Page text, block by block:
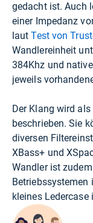
gedacht ist. Auch
einer Impedanz
lautTest von
Wandlereinheit
384Khz und
jeweils
Der Klang wird
beschrieben. Sie
diversen
XBass+ und
Wandler ist
Betriebssystemen
kleines